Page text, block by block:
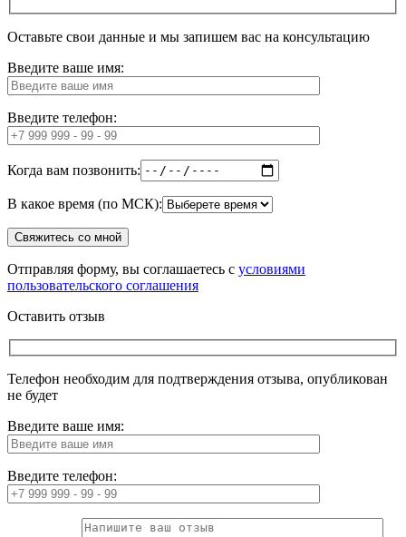
Оставьте свои данные и мы запишем вас на консультацию
Введите ваше имя:
Введите телефон:
Когда вам позвонить:
В какое время (по МСК):
Отправляя форму, вы соглашаетесь с условиями
пользовательского соглашения
Оставить отзыв
Телефон необходим для подтверждения отзыва, опубликован
не будет
Введите ваше имя:
Введите телефон: